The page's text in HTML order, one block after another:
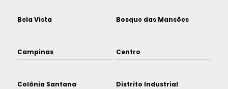
Bela Vista Bosque das Mansões
Campinas Centro
Colônia Santana Distrito Industrial